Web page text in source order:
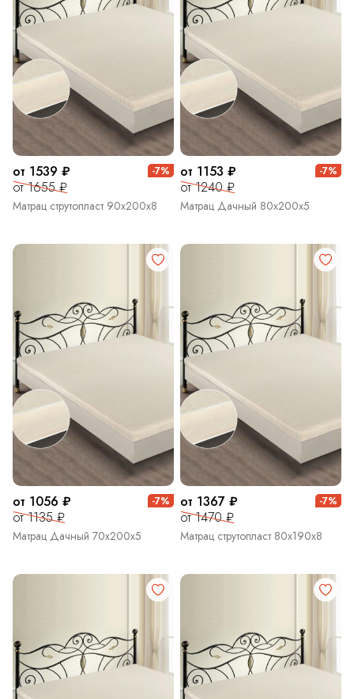
от 1539 ₽
от 1655 ₽
-7%
Матрац струтопласт 90х200х8
от 1153 ₽
от 1240 ₽
-7%
Матрац Дачный 80х200х5
от 1056 ₽
от 1135 ₽
-7%
Матрац Дачный 70х200х5
от 1367 ₽
от 1470 ₽
-7%
Матрац струтопласт 80х190х8